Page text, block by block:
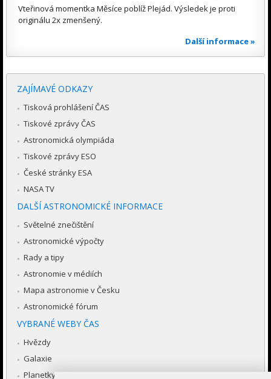
Vteřinová momentka Měsíce poblíž Plejád. Výsledek je proti
originálu 2x zmenšený.
Další informace »
ZAJÍMAVÉ ODKAZY
Tisková prohlášení ČAS
Tiskové zprávy ČAS
Astronomická olympiáda
Tiskové zprávy ESO
České stránky ESA
NASA TV
DALŠÍ ASTRONOMICKÉ INFORMACE
Světelné znečištění
Astronomické výpočty
Rady a tipy
Astronomie v médiích
Mapa astronomie v Česku
Astronomické fórum
VYBRANÉ WEBY ČAS
Hvězdy
Galaxie
Planetky